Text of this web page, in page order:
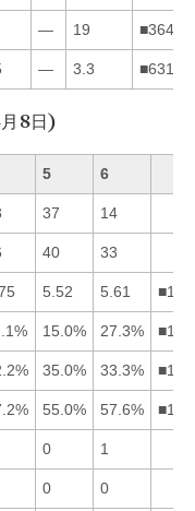
— 19
— 3.3
8日)
5 6
37 14
40 33
5.52 5.61
15.0% 27.3%
35.0% 33.3%
55.0% 57.6%
0 1
0 0